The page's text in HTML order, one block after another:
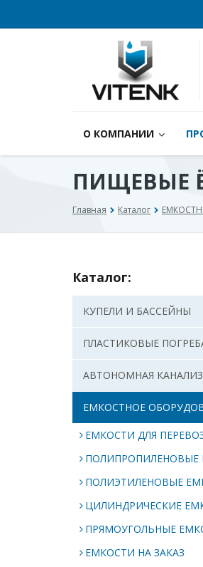
О КОМПАНИИ
ПИЩЕВЫЕ
Главная Каталог
Каталог:
КУПЕЛИ И БАССЕЙНЫ
ПЛАСТИКОВЫЕ
АВТОНОМНАЯ
ЕМКОСТНОЕ
ЕМКОСТИ ДЛЯ
ПОЛИПРОПИЛЕНОВЫЕ
ПОЛИЭТИЛЕНОВЫЕ
ЦИЛИНДРИЧЕСКИЕ
ПРЯМОУГОЛЬНЫЕ
ЕМКОСТИ НА ЗАКАЗ